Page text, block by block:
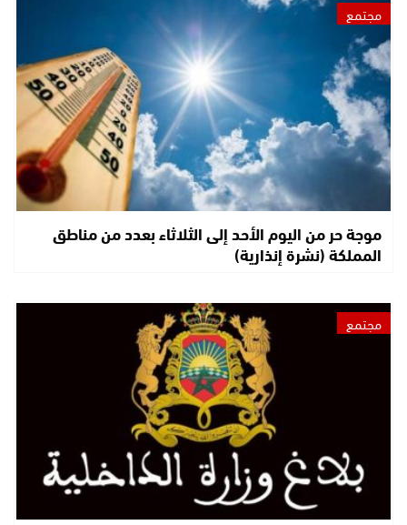
مجتمع
موجة حر من اليوم الأحد إلى الثلاثاء بعدد من مناطق
المملكة (نشرة إنذارية)
مجتمع